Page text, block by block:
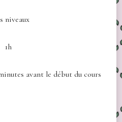
niveaux
1h
avant le début du cours